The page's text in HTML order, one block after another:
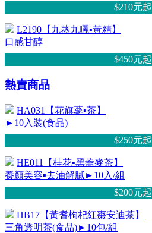
$210元起
L2190【九蒸九曬▪黃精】
口感甘醇
$450元起
熱賣商品
HA031【花旗蔘▪茶】
►10入裝(食品)
$250元起
HE011【桂花▪黑蕎麥茶】
養顏美容▪去油解膩►10入/組
$200元起
HB17【黃耆枸杞紅棗安迪茶】
三角透明茶(食品)►10包/組